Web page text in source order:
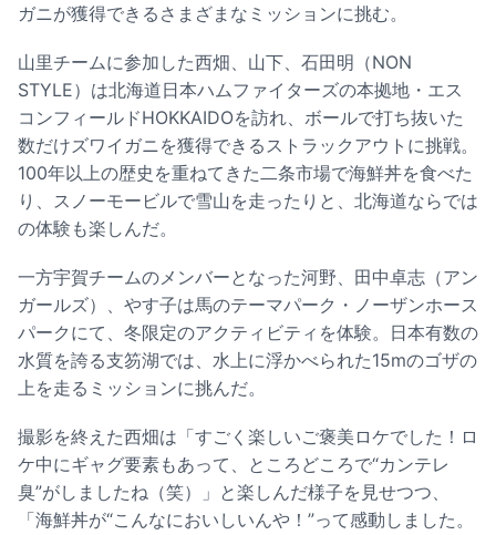
ガニが獲得できるさまざまなミッションに挑む。
山里チームに参加した西畑、山下、石田明（NON
STYLE）は北海道日本ハムファイターズの本拠地・エス
コンフィールドHOKKAIDOを訪れ、ボールで打ち抜いた
数だけズワイガニを獲得できるストラックアウトに挑戦。
100年以上の歴史を重ねてきた二条市場で海鮮丼を食べた
り、スノーモービルで雪山を走ったりと、北海道ならでは
の体験も楽しんだ。
一方宇賀チームのメンバーとなった河野、田中卓志（アン
ガールズ）、やす子は馬のテーマパーク・ノーザンホース
パークにて、冬限定のアクティビティを体験。日本有数の
水質を誇る支笏湖では、水上に浮かべられた15mのゴザの
上を走るミッションに挑んだ。
撮影を終えた西畑は「すごく楽しいご褒美ロケでした！ロ
ケ中にギャグ要素もあって、ところどころで“カンテレ
臭”がしましたね（笑）」と楽しんだ様子を見せつつ、
「海鮮丼が“こんなにおいしいんや！”って感動しました。